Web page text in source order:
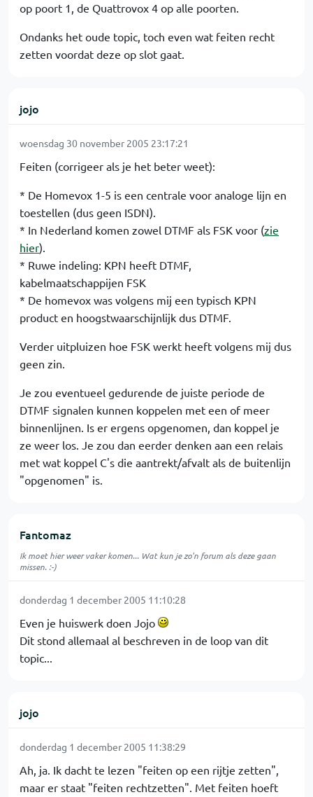
op poort 1, de Quattrovox 4 op alle poorten.
Ondanks het oude topic, toch even wat feiten recht
zetten voordat deze op slot gaat.
jojo
woensdag 30 november 2005 23:17:21
Feiten (corrigeer als je het beter weet):
* De Homevox 1-5 is een centrale voor analoge lijn en
toestellen (dus geen ISDN).
* In Nederland komen zowel DTMF als FSK voor (zie
hier).
* Ruwe indeling: KPN heeft DTMF,
kabelmaatschappijen FSK
* De homevox was volgens mij een typisch KPN
product en hoogstwaarschijnlijk dus DTMF.
Verder uitpluizen hoe FSK werkt heeft volgens mij dus
geen zin.
Je zou eventueel gedurende de juiste periode de
DTMF signalen kunnen koppelen met een of meer
binnenlijnen. Is er ergens opgenomen, dan koppel je
ze weer los. Je zou dan eerder denken aan een relais
met wat koppel C's die aantrekt/afvalt als de buitenlijn
"opgenomen" is.
Fantomaz
Ik moet hier weer vaker komen... Wat kun je zo'n forum als deze gaan
missen. :-)
donderdag 1 december 2005 11:10:28
Even je huiswerk doen Jojo
Dit stond allemaal al beschreven in de loop van dit
topic...
jojo
donderdag 1 december 2005 11:38:29
Ah, ja. Ik dacht te lezen "feiten op een rijtje zetten",
maar er staat "feiten rechtzetten". Met feiten hoeft